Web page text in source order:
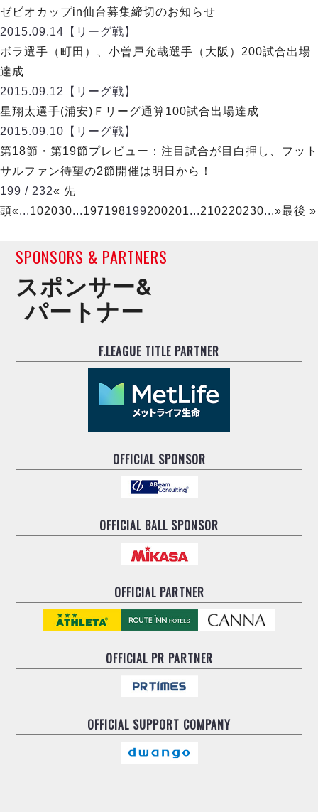
ヴォスクオーレ仙台
マルバ水戸FC
リガーレヴィア葛飾
ヴィンセドール白山
アグレミーナ浜松
デウソン神戸
ポルセイド浜田
ミラクルスマイル新居浜
ゼビオカップin仙台募集締切のお知らせ
2015.09.14 【リーグ戦】
ボラ選手（町田）、小曽戸允哉選手（大阪）200試合出場
達成
2015.09.12
【リーグ戦】
星翔太選手(浦安)Ｆリーグ通算100試合出場達成
2015.09.10 【リーグ戦】
第18節・第19節プレビュー：注目試合が目白押し、フット
サルファン待望の2節開催は明日から！
199 / 232« 先
頭«...102030...197198199200201...210220230...»最後 »
SPONSORS & PARTNERS
スポンサー&
パートナー
F.LEAGUE TITLE PARTNER
OFFICIAL SPONSOR
OFFICIAL BALL SPONSOR
OFFICIAL PARTNER
OFFICIALPR PARTNER
OFFICIAL SUPPORT COMPANY